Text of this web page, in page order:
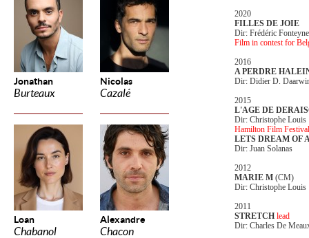
Jonathan
Burteaux
Nicolas
Cazalé
Loan
Chabanol
Alexandre
Chacon
2020
FILLES DE JOIE
Dir: Frédéric
Film in contest for
2016
A PERDRE
Dir: Didier D.
2015
L'AGE DE
Dir: Christophe Louis
Hamilton Film
LETS DREAM OF
Dir: Juan Solanas
2012
MARIE M (CM)
Dir: Christophe Louis
2011
STRETCH lead
Dir: Charles De